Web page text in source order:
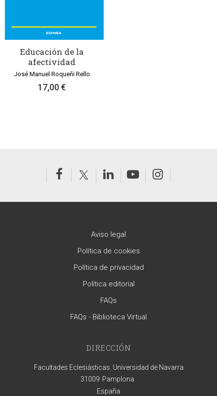
Educación de la
afectividad
José Manuel Roqueñi Rello
17,00 €
Aviso legal
Política de cookies
Política de privacidad
Política editorial
FAQs
FAQs - Biblioteca Virtual
DIRECCIÓN
Facultades Eclesiásticas. Universidad de Navarra
31009 Pamplona
España